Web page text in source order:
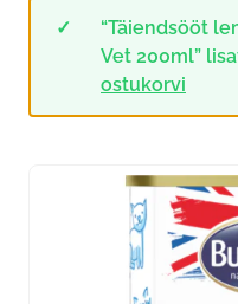
“Täiendsööt
Vet 200ml”
ostukorvi